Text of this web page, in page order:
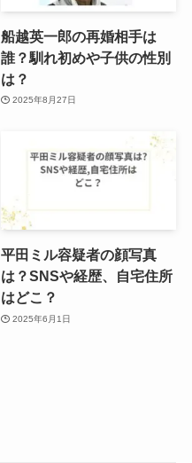
船越英一郎の再婚相手は
誰？馴れ初めや子供の性別
は？
2025年8月27日
平田ミル容疑者の顔写真
は？SNSや経歴、自宅住所
はどこ？
2025年6月1日